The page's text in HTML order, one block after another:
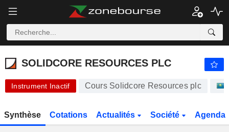
SOLIDCORE RESOURCES PLC - $ -
SOLIDCORE RESOURCES PLC
Instrument Inactif Cours Solidcore Resources plc
Synthèse Cotations Actualités Société Agenda